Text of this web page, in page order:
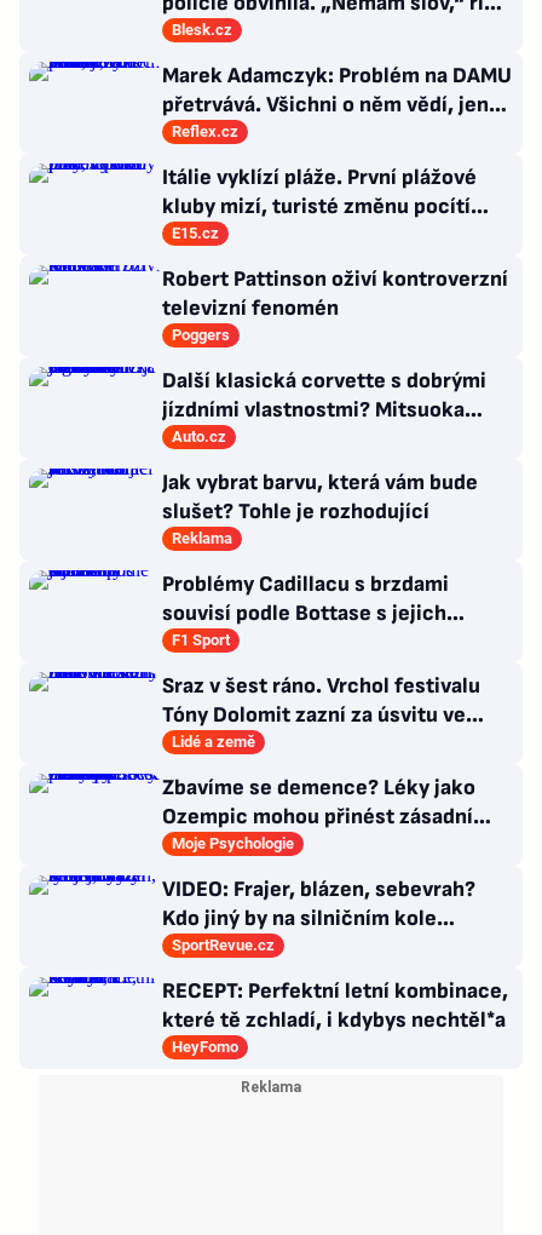
exšéf Správy železnic
Blesk.cz
Marek Adamczyk: Problém na DAMU
přetrvává. Všichni o něm vědí, jen
moc nevědí, co s ním
Reflex.cz
Itálie vyklízí pláže. První plážové
kluby mizí, turisté změnu pocítí
brzy
E15.cz
Robert Pattinson oživí kontroverzní
televizní fenomén
Poggers
Další klasická corvette s dobrými
jízdními vlastnostmi? Mitsuoka
znovu využije legendární MX-5
Auto.cz
Jak vybrat barvu, která vám bude
slušet? Tohle je rozhodující
Reklama
Problémy Cadillacu s brzdami
souvisí podle Bottase s jejich
chlazením
F1 Sport
Sraz v šest ráno. Vrchol festivalu
Tóny Dolomit zazní za úsvitu ve
3000 metrech
Lidé a země
Zbavíme se demence? Léky jako
Ozempic mohou přinést zásadní
průlom v léčbě Alzheimerovy
Moje Psychologie
VIDEO: Frajer, blázen, sebevrah?
Kdo jiný by na silničním kole
dokázal tyhle triky?
SportRevue.cz
RECEPT: Perfektní letní kombinace,
které tě zchladí, i kdybys nechtěl*a
HeyFomo